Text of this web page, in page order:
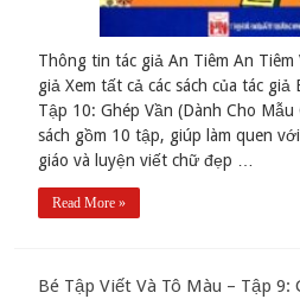
Thông tin tác giả An Tiêm An Tiêm
giả Xem tất cả các sách của tác giả
Tập 10: Ghép Vần (Dành Cho Mẫu
sách gồm 10 tập, giúp làm quen
giáo và luyện viết chữ đẹp …
Read More »
Bé Tập Viết Và Tô Màu – Tập 9: